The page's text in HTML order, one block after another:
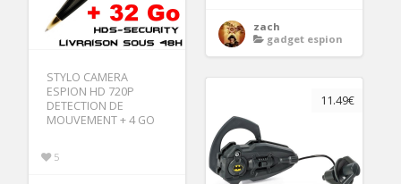
zach
gadget espion
STYLO CAMERA
ESPION HD 720P
DETECTION DE
MOUVEMENT + 4 GO
5
11.49€